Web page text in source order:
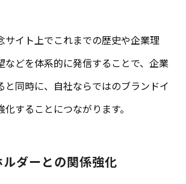
サイト上でこれまでの歴史や企業理
などを体系的に発信することで、企業
と同時に、自社ならではのブランドイ
することにつながります。
ダーとの関係強化